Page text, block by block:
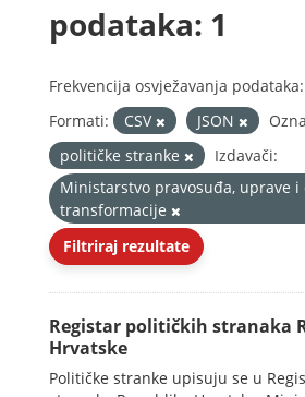
podataka: 1
Frekvencija osvježavanja podataka:
Formati:
CSV JSON
političke stranke
Izdavači:
Ministarstvo pravosuđa, uprave
transformacije
Filtriraj rezultate
Registar političkih stranaka
Hrvatske
Političke stranke upisuju se u